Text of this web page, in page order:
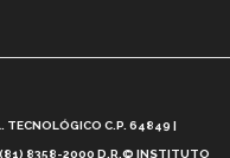
Tec? (video)
TECNOLÓGICO C.P. 64849 |
(81) 8358-2000 D.R.© INSTITUTO